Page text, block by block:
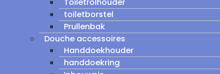
toiletborstel
Prullenbak
Douche accessoires
Handdoekhouder
handdoekring